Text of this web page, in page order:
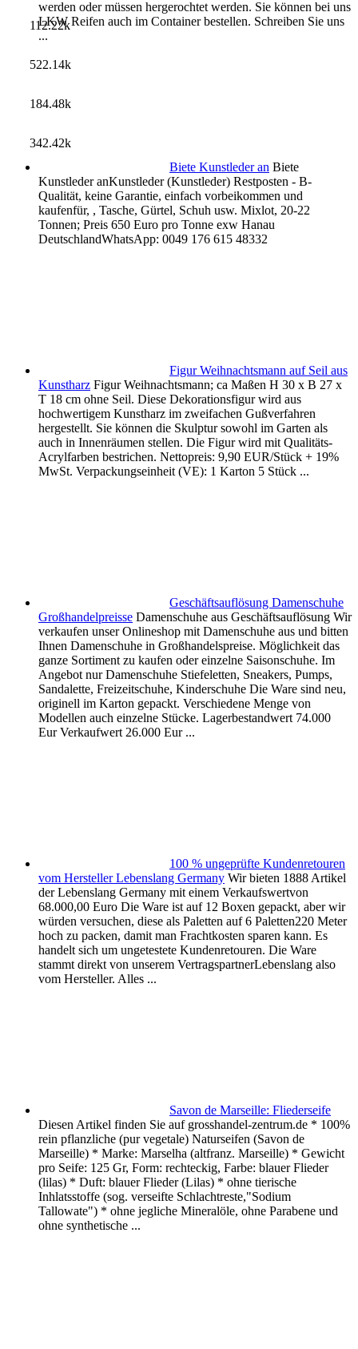
werden oder müssen hergerochtet werden. Sie können bei uns
LKW Reifen auch im Container bestellen. Schreiben Sie uns
...
Biete Kunstleder an Biete
Kunstleder anKunstleder (Kunstleder) Restposten - B-
Qualität, keine Garantie, einfach vorbeikommen und
kaufenfür, , Tasche, Gürtel, Schuh usw. Mixlot, 20-22
Tonnen; Preis 650 Euro pro Tonne exw Hanau
DeutschlandWhatsApp: 0049 176 615 48332
Figur Weihnachtsmann auf Seil aus
Kunstharz Figur Weihnachtsmann; ca Maßen H 30 x B 27 x
T 18 cm ohne Seil. Diese Dekorationsfigur wird aus
hochwertigem Kunstharz im zweifachen Gußverfahren
hergestellt. Sie können die Skulptur sowohl im Garten als
auch in Innenräumen stellen. Die Figur wird mit Qualitäts-
Acrylfarben bestrichen. Nettopreis: 9,90 EUR/Stück + 19%
MwSt. Verpackungseinheit (VE): 1 Karton 5 Stück ...
Geschäftsauflösung Damenschuhe
Großhandelpreisse Damenschuhe aus Geschäftsauflösung Wir
verkaufen unser Onlineshop mit Damenschuhe aus und bitten
Ihnen Damenschuhe in Großhandelspreise. Möglichkeit das
ganze Sortiment zu kaufen oder einzelne Saisonschuhe. Im
Angebot nur Damenschuhe Stiefeletten, Sneakers, Pumps,
Sandalette, Freizeitschuhe, Kinderschuhe Die Ware sind neu,
originell im Karton gepackt. Verschiedene Menge von
Modellen auch einzelne Stücke. Lagerbestandwert 74.000
Eur Verkaufwert 26.000 Eur ...
100 % ungeprüfte Kundenretouren
vom Hersteller Lebenslang Germany Wir bieten 1888 Artikel
der Lebenslang Germany mit einem Verkaufswertvon
68.000,00 Euro Die Ware ist auf 12 Boxen gepackt, aber wir
würden versuchen, diese als Paletten auf 6 Paletten220 Meter
hoch zu packen, damit man Frachtkosten sparen kann. Es
handelt sich um ungetestete Kundenretouren. Die Ware
stammt direkt von unserem VertragspartnerLebenslang also
vom Hersteller. Alles ...
Savon de Marseille: Fliederseife
Diesen Artikel finden Sie auf grosshandel-zentrum.de * 100%
rein pflanzliche (pur vegetale) Naturseifen (Savon de
Marseille) * Marke: Marselha (altfranz. Marseille) * Gewicht
pro Seife: 125 Gr, Form: rechteckig, Farbe: blauer Flieder
(lilas) * Duft: blauer Flieder (Lilas) * ohne tierische
Inhlatsstoffe (sog. verseifte Schlachtreste,"Sodium
Tallowate") * ohne jegliche Mineralöle, ohne Parabene und
ohne synthetische ...
112.22k
522.14k
184.48k
342.42k